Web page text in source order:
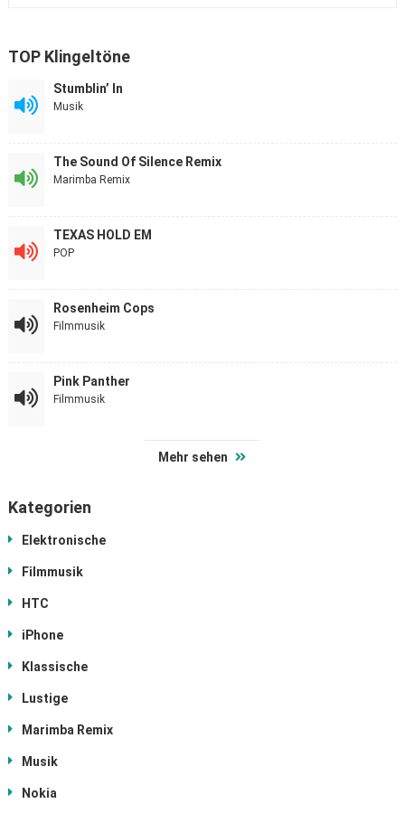
TOP Klingeltöne
Stumblin’ In
Musik
The Sound Of Silence Remix
Marimba Remix
TEXAS HOLD EM
POP
Rosenheim Cops
Filmmusik
Pink Panther
Filmmusik
Mehr sehen
Kategorien
Elektronische
Filmmusik
HTC
iPhone
Klassische
Lustige
Marimba Remix
Musik
Nokia